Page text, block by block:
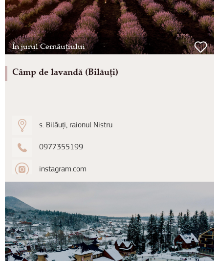
În jurul Cernăuțiului
Câmp de lavandă (Bilăuți)
s. Bilăuți, raionul Nistru
0977355199
instagram.com